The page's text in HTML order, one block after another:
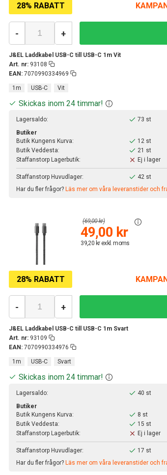
28% RABATT
J&EL Laddkabel USB-C till USB-C 1m Vit
Art. nr: 93108
EAN: 7070990334969
- +
1m USB-C Vit
Skickas inom 24 timmar!
Lagersaldo:
73 st
Butiker
Butik Kungens Kurva:
12 st
Butik Veddesta:
21 st
Staffanstorp Lagerbutik:
Ej i lager
Staffanstorp Huvudlager:
42 st
Har du fler frågor? Läs mer om våra leveranstider och
28% RABATT
49,00 kr
39,20 kr exkl. moms
(69,00 kr)
J&EL Laddkabel USB-C till USB-C 1m Svart
Art. nr: 93109
EAN: 7070990334976
- +
1m USB-C Svart
Skickas inom 24 timmar!
Lagersaldo:
40 st
Butiker
Butik Kungens Kurva:
8 st
Butik Veddesta:
15 st
Staffanstorp Lagerbutik:
Ej i lager
Staffanstorp Huvudlager:
17 st
Har du fler frågor? Läs mer om våra leveranstider och